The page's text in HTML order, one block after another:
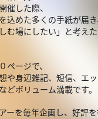
催した際、
込めた多くの手紙が届き
む場にしたい」と考え
ページで、
や身辺雑記、短信、エッ
どボリューム満載です。
ーを毎年企画し、好評を